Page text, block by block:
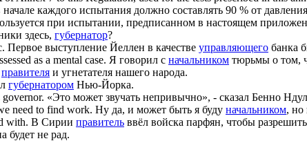
каждого испытания должно составлять 90 % от
при испытании, предписанном в настоящем
здесь, губернатор?
Первое выступление Йеллен в качестве управляющего банка
as a mental case. Я говорил с начальником тюрьмы о том,
правителя и угнетателя нашего народа.
губернатором Нью-Йорка.
governor. «Это может звучать непривычно», - сказал Бенно
need to find work. Ну да, и может быть я буду начальником, но
with. В Сирии правитель ввёл войска парфян, чтобы
будет не рад.